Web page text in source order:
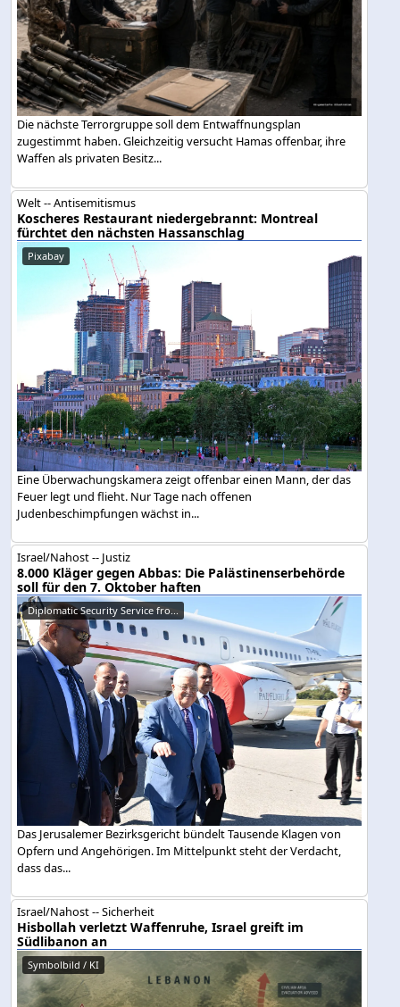
Die nächste Terrorgruppe soll dem Entwaffnungsplan
zugestimmt haben. Gleichzeitig versucht Hamas offenbar, ihre
Waffen als privaten Besitz...
Welt -- Antisemitismus
Koscheres Restaurant niedergebrannt: Montreal
fürchtet den nächsten Hassanschlag
Pixabay
Eine Überwachungskamera zeigt offenbar einen Mann, der das
Feuer legt und flieht. Nur Tage nach offenen
Judenbeschimpfungen wächst in...
Israel/Nahost -- Justiz
8.000 Kläger gegen Abbas: Die Palästinenserbehörde
soll für den 7. Oktober haften
Diplomatic Security Service fro...
Das Jerusalemer Bezirksgericht bündelt Tausende Klagen von
Opfern und Angehörigen. Im Mittelpunkt steht der Verdacht,
dass das...
Israel/Nahost -- Sicherheit
Hisbollah verletzt Waffenruhe, Israel greift im
Südlibanon an
Symbolbild / KI